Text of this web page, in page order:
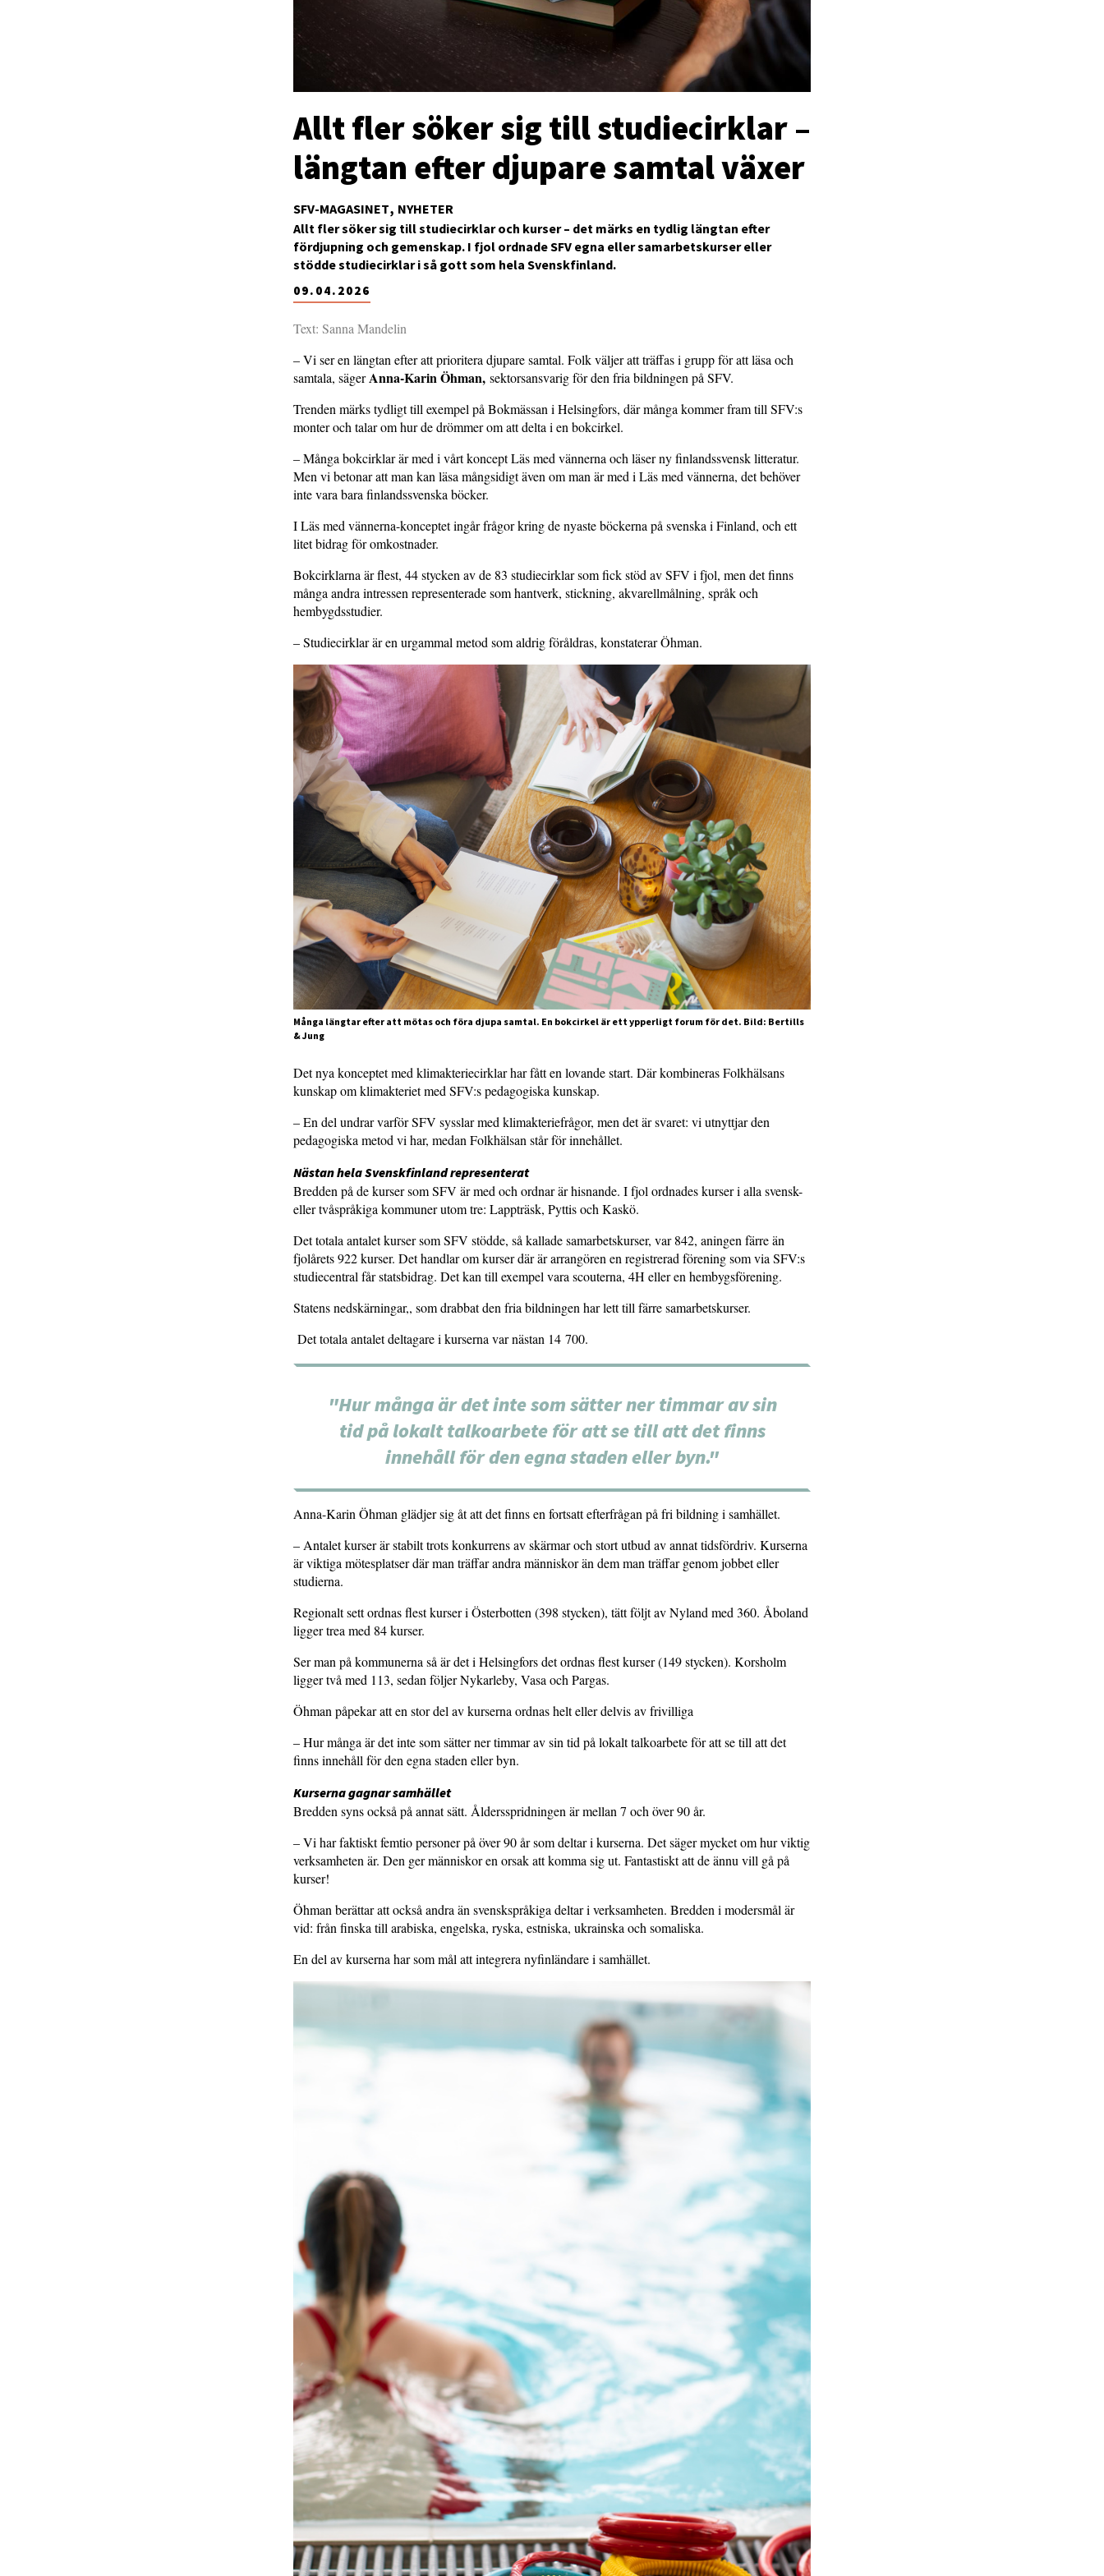
SFV-MAGASINET NYHETER
Allt fler söker sig till studiecirklar –
längtan efter djupare samtal växer
09.04.2026
Allt fler söker sig till studiecirklar och kurser – det märks en tydlig längtan efter
fördjupning och gemenskap. I fjol ordnade SFV egna eller samarbetskurser eller
stödde studiecirklar i så gott som hela Svenskfinland.
Text: Sanna Mandelin
– Vi ser en längtan efter att prioritera djupare samtal. Folk väljer att träffas i grupp för att läsa och
samtala, sägerAnna-Karin Öhman, sektorsansvarig för den fria bildningen på SFV.
Trenden märks tydligt till exempel på Bokmässan i Helsingfors, där många kommer fram till SFV:s
monter och talar om hur de drömmer om att delta i en bokcirkel.
– Många bokcirklar är med i vårt koncept Läs med vännerna och läser ny finlandssvensk litteratur.
Men vi betonar att man kan läsa mångsidigt även om man är med i Läs med vännerna, det behöver
inte vara bara finlandssvenska böcker.
I Läs med vännerna-konceptet ingår frågor kring de nyaste böckerna på svenska i Finland, och ett
litet bidrag för omkostnader.
Bokcirklarna är flest, 44 stycken av de 83 studiecirklar som fick stöd av SFV i fjol, men det finns
många andra intressen representerade som hantverk, stickning, akvarellmålning, språk och
hembygdsstudier.
– Studiecirklar är en urgammal metod som aldrig föråldras, konstaterar Öhman.
Många längtar efter att mötas och föra djupa samtal. En bokcirkel är ett ypperligt forum för det. Bild: Bertills
& Jung
Det nya konceptet med klimakteriecirklar har fått en lovande start. Där kombineras Folkhälsans
kunskap om klimakteriet med SFV:s pedagogiska kunskap.
– En del undrar varför SFV sysslar med klimakteriefrågor, men det är svaret: vi utnyttjar den
pedagogiska metod vi har, medan Folkhälsan står för innehållet.
Nästan hela Svenskfinland representerat
Bredden på de kurser som SFV är med och ordnar är hisnande. I fjol ordnades kurser i alla svensk-
eller tvåspråkiga kommuner utom tre: Lappträsk, Pyttis och Kaskö.
Det totala antalet kurser som SFV stödde, så kallade samarbetskurser, var 842, aningen färre än
fjolårets 922 kurser. Det handlar om kurser där är arrangören en registrerad förening som via SFV:s
studiecentral får statsbidrag. Det kan till exempel vara scouterna, 4H eller en hembygsförening.
Statens nedskärningar,, som drabbat den fria bildningen har lett till färre samarbetskurser.
Det totala antalet deltagare i kurserna var nästan 14 700.
"Hur många är det inte som sätter ner timmar av sin
tid på lokalt talkoarbete för att se till att det finns
innehåll för den egna staden eller byn."
Anna-Karin Öhman glädjer sig åt att det finns en fortsatt efterfrågan på fri bildning i samhället.
– Antalet kurser är stabilt trots konkurrens av skärmar och stort utbud av annat tidsfördriv. Kurserna
är viktiga mötesplatser där man träffar andra människor än dem man träffar genom jobbet eller
studierna.
Regionalt sett ordnas flest kurser i Österbotten (398 stycken), tätt följt av Nyland med 360. Åboland
ligger trea med 84 kurser.
Ser man på kommunerna så är det i Helsingfors det ordnas flest kurser (149 stycken). Korsholm
ligger två med 113, sedan följer Nykarleby, Vasa och Pargas.
Öhman påpekar att en stor del av kurserna ordnas helt eller delvis av frivilliga
– Hur många är det inte som sätter ner timmar av sin tid på lokalt talkoarbete för att se till att det
finns innehåll för den egna staden eller byn.
Kurserna gagnar samhället
Bredden syns också på annat sätt. Åldersspridningen är mellan 7 och över 90 år.
– Vi har faktiskt femtio personer på över 90 år som deltar i kurserna. Det säger mycket om hur viktig
verksamheten är. Den ger människor en orsak att komma sig ut. Fantastiskt att de ännu vill gå på
kurser!
Öhman berättar att också andra än svenskspråkiga deltar i verksamheten. Bredden i modersmål är
vid: från finska till arabiska, engelska, ryska, estniska, ukrainska och somaliska.
En del av kurserna har som mål att integrera nyfinländare i samhället.